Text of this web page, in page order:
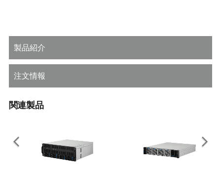
製品紹介
注文情報
関連製品